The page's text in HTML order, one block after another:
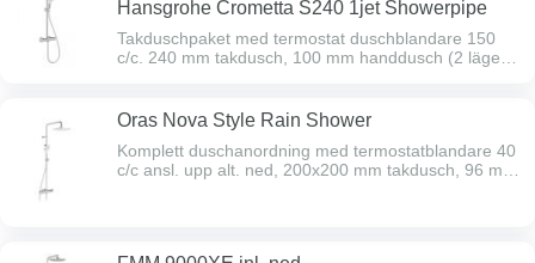
Hansgrohe Crometta S240 1jet Showerpipe
Takduschpaket med termostat duschblandare 150
c/c. 240 mm takdusch, 100 mm handdusch (2 lägen),
distansbricka Ø 60 mm.
Oras Nova Style Rain Shower
Komplett duschanordning med termostatblandare 40
c/c ansl. upp alt. ned, 200x200 mm takdusch, 96 mm